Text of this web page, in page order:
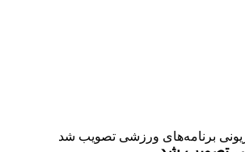
برنامه‌های ورزشی تصویب شد